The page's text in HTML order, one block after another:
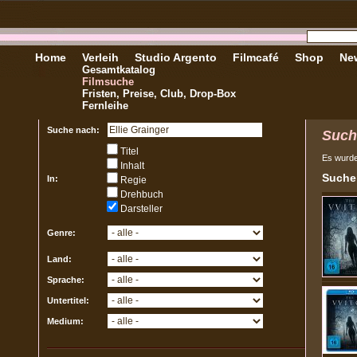
Home Verleih
Gesamtkatalog
Filmsuche
Fristen, Preise, Club, Drop-Box
Fernleihe
Studio Argento Filmcafé Shop
Suche nach:
In:
Titel
Inhalt
Regie
Drehbuch
Darsteller
Genre:
Land:
Sprache:
Untertitel:
Medium:
Es